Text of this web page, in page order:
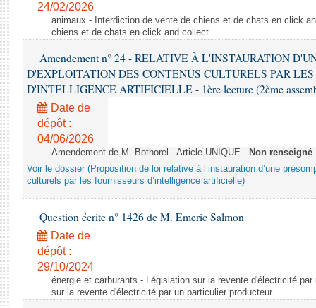
Comptes rendus des débats
24/02/2026
animaux - Interdiction de vente de chiens et de chats en click
chiens et de chats en click and collect
Amendement n° 24 - RELATIVE À L'INSTAURATION
D'EXPLOITATION DES CONTENUS CULTURELS PAR LES
D'INTELLIGENCE ARTIFICIELLE - 1ère lecture (2ème
Date de
dépôt :
04/06/2026
Amendement de M. Bothorel - Article UNIQUE - Non renseigné
Voir le dossier (Proposition de loi relative à l’instauration d’une
culturels par les fournisseurs d’intelligence artificielle)
Question écrite n° 1426 de M. Emeric Salmon
Date de
dépôt :
29/10/2024
énergie et carburants - Législation sur la revente d'électricité
sur la revente d'électricité par un particulier producteur